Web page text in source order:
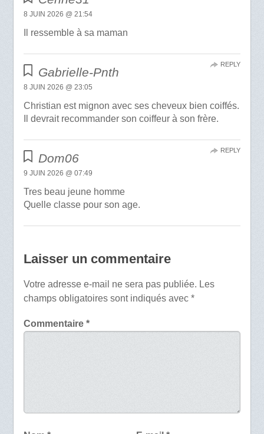
8 JUIN 2026 @ 21:54
Il ressemble à sa maman
Gabrielle-Pnth
8 JUIN 2026 @ 23:05
Christian est mignon avec ses cheveux bien coiffés.
Il devrait recommander son coiffeur à son frère.
REPLY
Dom06
9 JUIN 2026 @ 07:49
Tres beau jeune homme
Quelle classe pour son age.
REPLY
Laisser un commentaire
Votre adresse e-mail ne sera pas publiée. Les
champs obligatoires sont indiqués avec *
Commentaire *